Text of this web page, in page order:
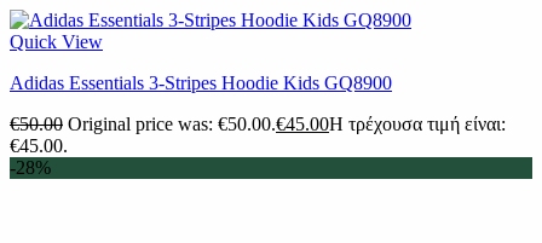
Quick View
Adidas Essentials 3-Stripes Hoodie Kids GQ8900
€50.00 Original price was: €50.00.€45.00Η τρέχουσα τιμή είναι:
€45.00.
-28%